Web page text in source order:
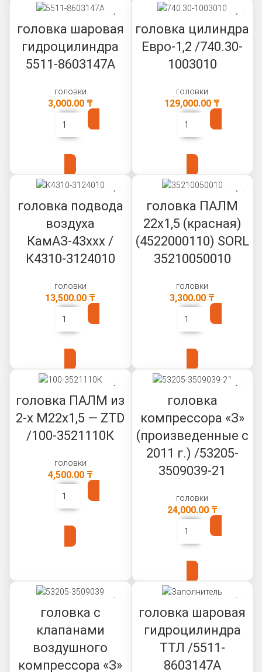
головка шаровая
гидроцилиндра
5511-8603147А
головки
3,000.00 ₸
головка цилиндра
Евро-1,2 /740.30-
1003010
головки
129,000.00 ₸
головка подвода
воздуха
КамАЗ-43ххх /
К4310-3124010
головки
13,500.00 ₸
головка ПАЛМ
22х1,5 (красная)
(4522000110) SORL
35210050010
головки
3,300.00 ₸
головка ПАЛМ из
2-х М22х1,5 — ZTD
/100-3521110К
головки
4,500.00 ₸
головка
компрессора «З»
(произведенные с
2011 г.) /53205-
3509039-21
головки
24,000.00 ₸
головка с
клапанами
воздушного
компрессора «З»
головка шаровая
гидроцилиндра
ТТЛ /5511-
8603147А